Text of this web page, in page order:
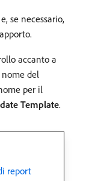
se necessario,
accanto a
del
per il
Template.
report